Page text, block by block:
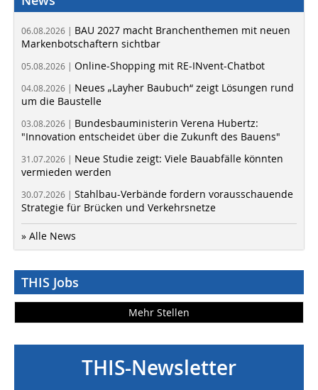
06.08.2026 | BAU 2027 macht Branchenthemen mit neuen
Markenbotschaftern sichtbar
05.08.2026 | Online-Shopping mit RE-INvent-Chatbot
04.08.2026 | Neues „Layher Baubuch“ zeigt Lösungen rund
um die Baustelle
03.08.2026 | Bundesbauministerin Verena Hubertz:
"Innovation entscheidet über die Zukunft des Bauens"
31.07.2026 | Neue Studie zeigt: Viele Bauabfälle könnten
vermieden werden
30.07.2026 | Stahlbau-Verbände fordern vorausschauende
Strategie für Brücken und Verkehrsnetze
» Alle News
THIS Jobs
Mehr Stellen
THIS-Newsletter